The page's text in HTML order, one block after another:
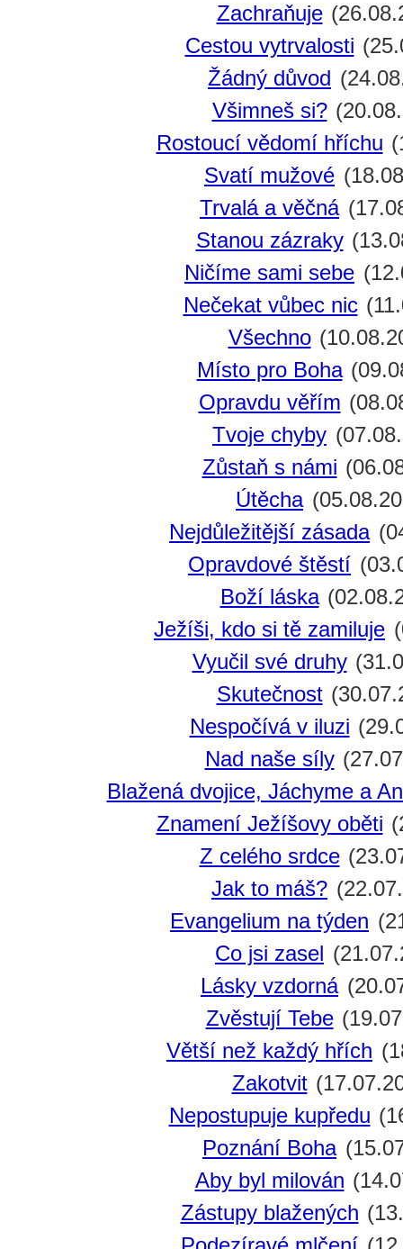
Zachraňuje
Cestou vytrvalosti
Žádný důvod
Všimneš si?
Rostoucí vědomí hříchu
Svatí mužové
Trvalá a věčná
Stanou zázraky
Ničíme sami sebe
Nečekat vůbec nic
Všechno
Místo pro Boha
Opravdu věřím
Tvoje chyby
Zůstaň s námi
Útěcha
Nejdůležitější zásada
Opravdové štěstí
Boží láska
Ježíši, kdo si tě zamiluje
Vyučil své druhy
Skutečnost
Nespočívá v iluzi
Nad naše síly
Blažená dvojice, Jáchyme a
Znamení Ježíšovy oběti
Z celého srdce
Jak to máš?
Evangelium na týden
Co jsi zasel
Lásky vzdorná
Zvěstují Tebe
Větší než každý hřích
Zakotvit
Nepostupuje kupředu
Poznání Boha
Aby byl milován
Zástupy blažených